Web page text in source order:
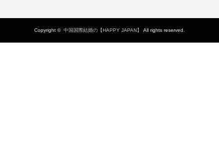
Copyright © 中国国際結婚の【HAPPY JAPAN】 All rights reserved.